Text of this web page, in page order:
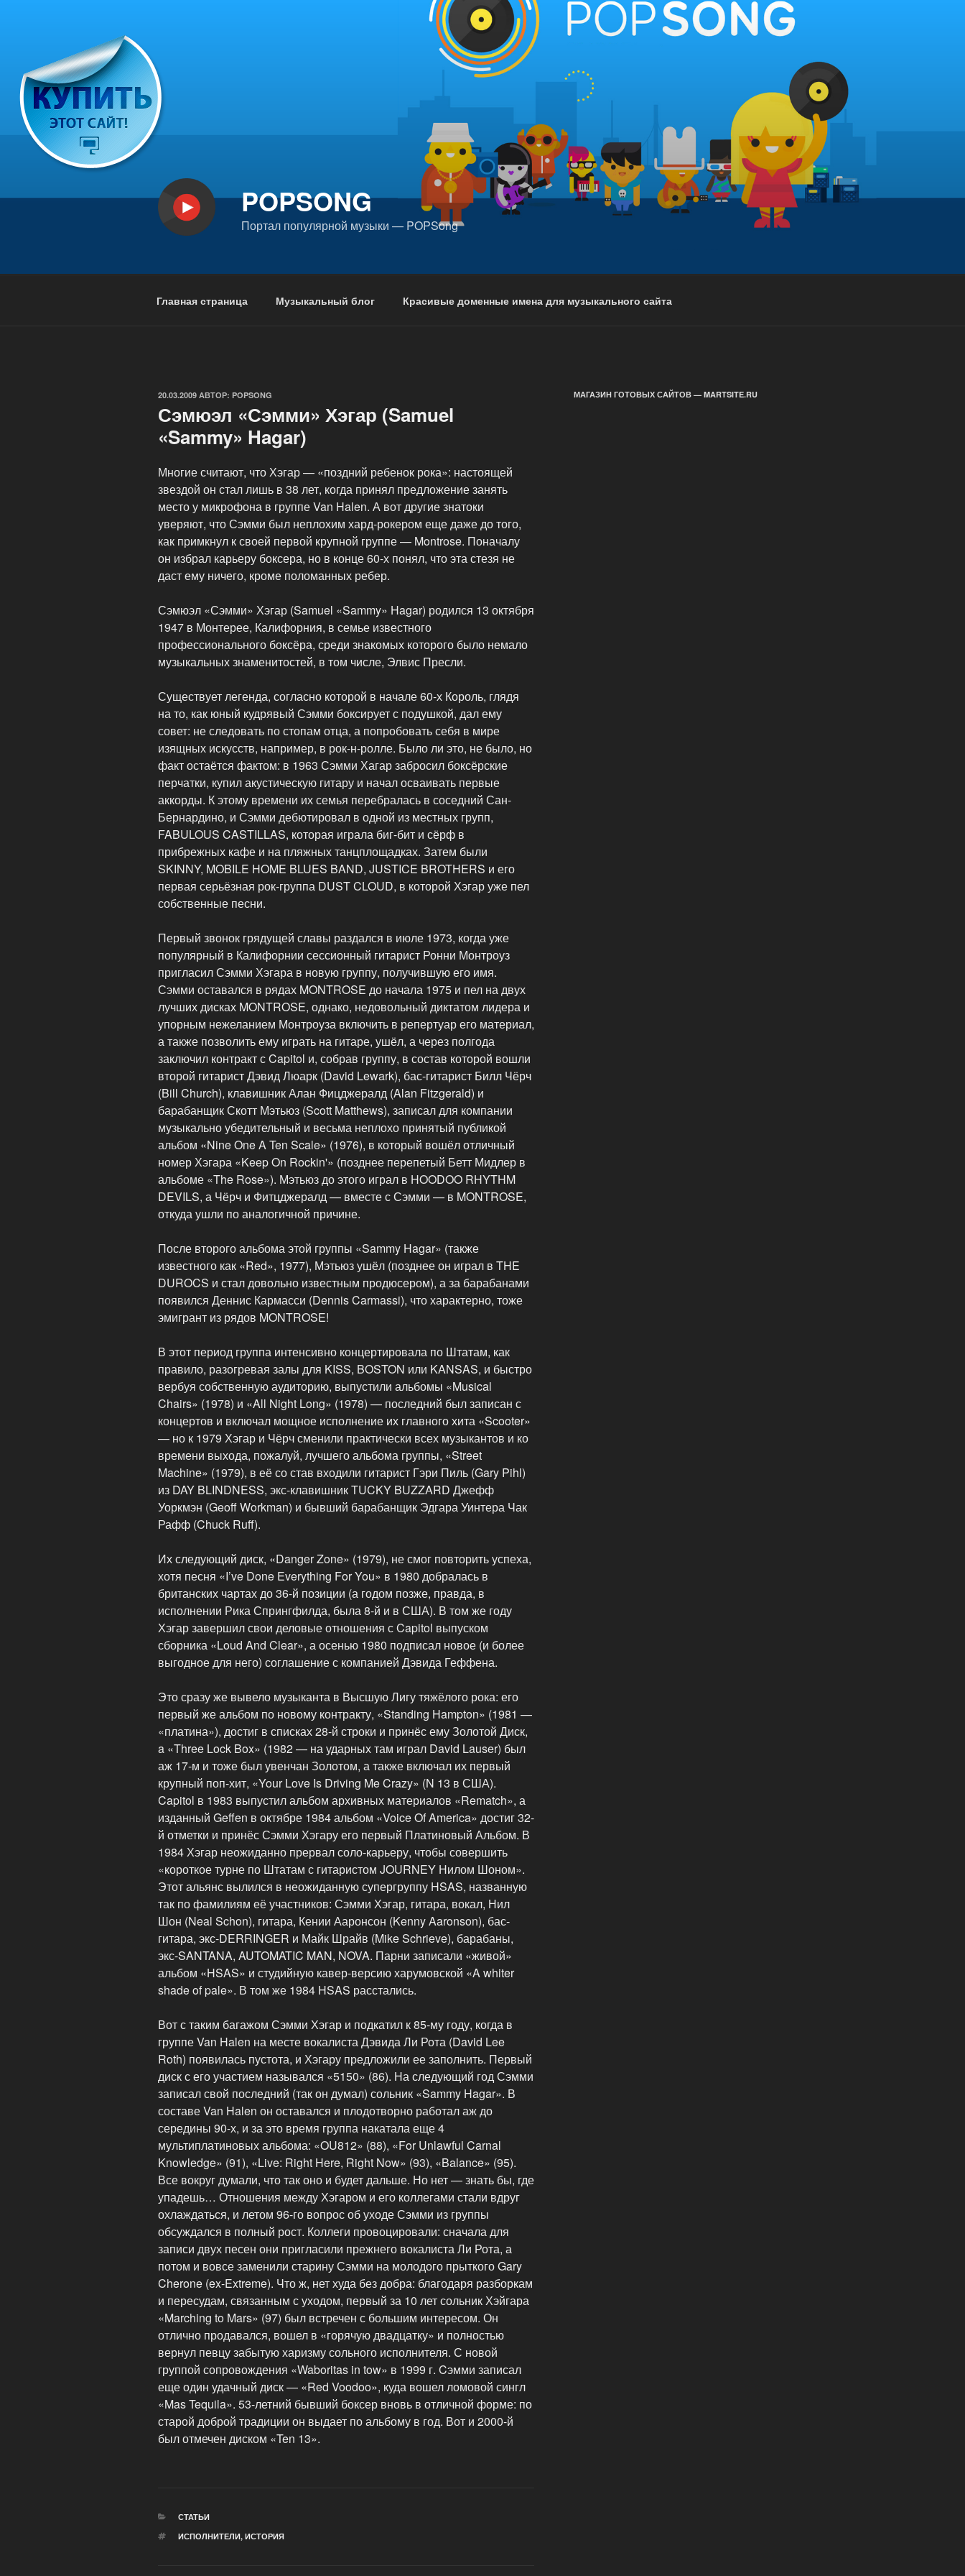
POPSONG
Портал популярной музыки — POPSong
Главная страница Музыкальный блог Красивые доменные имена для музыкального сайта
ОПУБЛИКОВАНО
20.03.2009 АВТОР: POPSONG
Сэмюэл «Сэмми» Хэгар (Samuel
«Sammy» Hagar)
Многие считают, что Хэгар — «поздний ребенок рока»: настоящей
звездой он стал лишь в 38 лет, когда принял предложение занять
место у микрофона в группе Van Halen. А вот другие знатоки
уверяют, что Сэмми был неплохим хард-рокером еще даже до того,
как примкнул к своей первой крупной группе — Montrose. Поначалу
он избрал карьеру боксера, но в конце 60-х понял, что эта стезя не
даст ему ничего, кроме поломанных ребер.
Сэмюэл «Сэмми» Хэгар (Samuel «Sammy» Hagar) родился 13 октября
1947 в Монтерее, Калифорния, в семье известного
профессионального боксёра, среди знакомых которого было немало
музыкальных знаменитостей, в том числе, Элвис Пресли.
Существует легенда, согласно которой в начале 60-х Король, глядя
на то, как юный кудрявый Сэмми боксирует с подушкой, дал ему
совет: не следовать по стопам отца, а попробовать себя в мире
изящных искусств, например, в рок-н-ролле. Было ли это, не было, но
факт остаётся фактом: в 1963 Сэмми Хагар забросил боксёрские
перчатки, купил акустическую гитару и начал осваивать первые
аккорды. К этому времени их семья перебралась в соседний Сан-
Бернардино, и Сэмми дебютировал в одной из местных групп,
FABULOUS CASTILLAS, которая играла биг-бит и сёрф в
прибрежных кафе и на пляжных танцплощадках. Затем были
SKINNY, MOBILE HOME BLUES BAND, JUSTICE BROTHERS и его
первая серьёзная рок-группа DUST CLOUD, в которой Хэгар уже пел
собственные песни.
Первый звонок грядущей славы раздался в июле 1973, когда уже
популярный в Калифорнии сессионный гитарист Ронни Монтроуз
пригласил Сэмми Хэгара в новую группу, получившую его имя.
Сэмми оставался в рядах MONTROSE до начала 1975 и пел на двух
лучших дисках MONTROSE, однако, недовольный диктатом лидера и
упорным нежеланием Монтроуза включить в репертуар его материал,
а также позволить ему играть на гитаре, ушёл, а через полгода
заключил контракт с Capitol и, собрав группу, в состав которой вошли
второй гитарист Дэвид Люарк (David Lewark), бас-гитарист Билл Чёрч
(Bill Church), клавишник Алан Фицджералд (Alan Fitzgerald) и
барабанщик Скотт Мэтьюз (Scott Matthews), записал для компании
музыкально убедительный и весьма неплохо принятый публикой
альбом «Nine One A Ten Scale» (1976), в который вошёл отличный
номер Хэгара «Keep On Rockin'» (позднее перепетый Бетт Мидлер в
альбоме «The Rose»). Мэтьюз до этого играл в HOODOO RHYTHM
DEVILS, а Чёрч и Фитцджералд — вместе с Сэмми — в MONTROSE,
откуда ушли по аналогичной причине.
После второго альбома этой группы «Sammy Hagar» (также
известного как «Red», 1977), Мэтьюз ушёл (позднее он играл в THE
DUROCS и стал довольно известным продюсером), а за барабанами
появился Деннис Кармасси (Dennis Carmassi), что характерно, тоже
эмигрант из рядов MONTROSE!
В этот период группа интенсивно концертировала по Штатам, как
правило, разогревая залы для KISS, BOSTON или KANSAS, и быстро
вербуя собственную аудиторию, выпустили альбомы «Musical
Chairs» (1978) и «All Night Long» (1978) — последний был записан с
концертов и включал мощное исполнение их главного хита «Scooter»
— но к 1979 Хэгар и Чёрч сменили практически всех музыкантов и ко
времени выхода, пожалуй, лучшего альбома группы, «Street
Machine» (1979), в её со став входили гитарист Гэри Пиль (Gary Pihl)
из DAY BLINDNESS, экс-клавишник TUCKY BUZZARD Джефф
Уоркмэн (Geoff Workman) и бывший барабанщик Эдгара Уинтера Чак
Рафф (Chuck Ruff).
Их следующий диск, «Danger Zone» (1979), не смог повторить успеха,
хотя песня «I’ve Done Everything For You» в 1980 добралась в
британских чартах до 36-й позиции (а годом позже, правда, в
исполнении Рика Спрингфилда, была 8-й и в США). В том же году
Хэгар завершил свои деловые отношения с Capitol выпуском
сборника «Loud And Clear», а осенью 1980 подписал новое (и более
выгодное для него) соглашение с компанией Дэвида Геффена.
Это сразу же вывело музыканта в Высшую Лигу тяжёлого рока: его
первый же альбом по новому контракту, «Standing Hampton» (1981 —
«платина»), достиг в списках 28-й строки и принёс ему Золотой Диск,
a «Three Lock Box» (1982 — на ударных там играл David Lauser) был
аж 17-м и тоже был увенчан Золотом, а также включал их первый
крупный поп-хит, «Your Love Is Driving Me Crazy» (N 13 в США).
Capitol в 1983 выпустил альбом архивных материалов «Rematch», а
изданный Geffen в октябре 1984 альбом «Voice Of America» достиг 32-
й отметки и принёс Сэмми Хэгару его первый Платиновый Альбом. В
1984 Хэгар неожиданно прервал соло-карьеру, чтобы совершить
«короткое турне по Штатам с гитаристом JOURNEY Нилом Шоном».
Этот альянс вылился в неожиданную супергруппу HSAS, названную
так по фамилиям её участников: Сэмми Хэгар, гитара, вокал, Нил
Шон (Neal Schon), гитара, Кении Ааронсон (Kenny Aaronson), бас-
гитара, экс-DERRINGER и Майк Шрайв (Mike Schrieve), барабаны,
экс-SANTANA, AUTOMATIC MAN, NOVA. Парни записали «живой»
альбом «HSAS» и студийную кавер-версию харумовской «A whiter
shade of pale». В том же 1984 HSAS расстались.
Вот с таким багажом Сэмми Хэгар и подкатил к 85-му году, когда в
группе Van Halen на месте вокалиста Дэвида Ли Рота (David Lee
Roth) появилась пустота, и Хэгару предложили ее заполнить. Первый
диск с его участием назывался «5150» (86). На следующий год Сэмми
записал свой последний (так он думал) сольник «Sammy Hagar». В
составе Van Halen он оставался и плодотворно работал аж до
середины 90-х, и за это время группа накатала еще 4
мультиплатиновых альбома: «OU812» (88), «For Unlawful Carnal
Knowledge» (91), «Live: Right Here, Right Now» (93), «Balance» (95).
Все вокруг думали, что так оно и будет дальше. Но нет — знать бы, где
упадешь… Отношения между Хэгаром и его коллегами стали вдруг
охлаждаться, и летом 96-го вопрос об уходе Сэмми из группы
обсуждался в полный рост. Коллеги провоцировали: сначала для
записи двух песен они пригласили прежнего вокалиста Ли Рота, а
потом и вовсе заменили старину Сэмми на молодого прыткого Gary
Cherone (ex-Extreme). Что ж, нет худа без добра: благодаря разборкам
и пересудам, связанным с уходом, первый за 10 лет сольник Хэйгара
«Marching to Mars» (97) был встречен с большим интересом. Он
отлично продавался, вошел в «горячую двадцатку» и полностью
вернул певцу забытую харизму сольного исполнителя. С новой
группой сопровождения «Waboritas in tow» в 1999 г. Cэмми записал
еще один удачный диск — «Red Voodoo», куда вошел ломовой сингл
«Mas Tequila». 53-летний бывший боксер вновь в отличной форме: по
старой доброй традиции он выдает по альбому в год. Вот и 2000-й
был отмечен диском «Ten 13».
РУБРИКИ
СТАТЬИ
МЕТКИ
ИСПОЛНИТЕЛИ, ИСТОРИЯ
МАГАЗИН ГОТОВЫХ САЙТОВ — MARTSITE.RU